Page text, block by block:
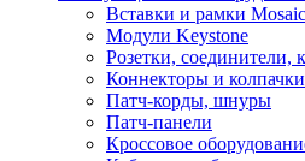
Вставки и рамки
Модули Keystone
Розетки, соединители,
Коннекторы и колпачки
Патч-корды, шнуры
Патч-панели
Кроссовое